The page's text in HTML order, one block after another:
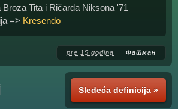
Tita i Ričarda Niksona '71
=> Kresendo
pre 15 godina Фатман
Sledeća definicija »